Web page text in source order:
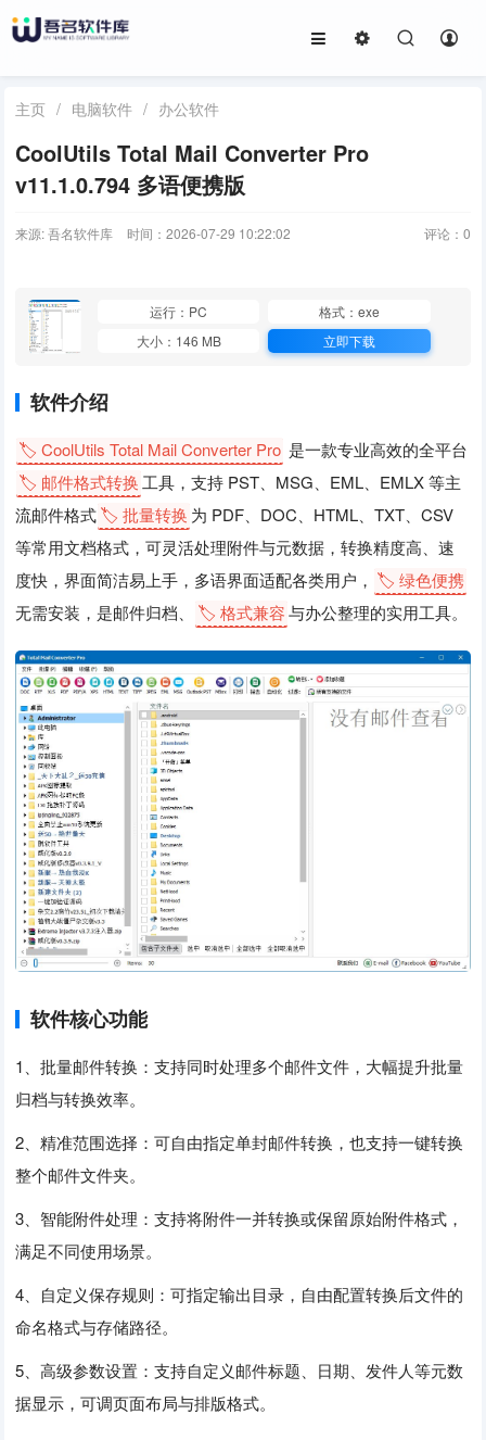
主页 / 电脑软件 / 办公软件
CoolUtils Total Mail Converter Pro
v11.1.0.794 多语便携版
来源: 吾名软件库 时间：2026-07-29 10:22:02 评论： 0
运行：PC
格式：exe
大小：146 MB
立即下载
软件介绍
🏷️ CoolUtils Total Mail Converter Pro 是一款专业高效的全平台
🏷️ 邮件格式转换 工具，支持 PST、MSG、EML、EMLX 等主
流邮件格式🏷️ 批量转换 为 PDF、DOC、HTML、TXT、CSV
等常用文档格式，可灵活处理附件与元数据，转换精度高、速
度快，界面简洁易上手，多语界面适配各类用户， 🏷️ 绿色便携
无需安装，是邮件归档、
🏷️ 格式兼容 与办公整理的实用工具。
软件核心功能
1、批量邮件转换：支持同时处理多个邮件文件，大幅提升批量
归档与转换效率。
2、精准范围选择：可自由指定单封邮件转换，也支持一键转换
整个邮件文件夹。
3、智能附件处理：支持将附件一并转换或保留原始附件格式，
满足不同使用场景。
4、自定义保存规则：可指定输出目录，自由配置转换后文件的
命名格式与存储路径。
5、高级参数设置：支持自定义邮件标题、日期、发件人等元数
据显示，可调页面布局与排版格式。